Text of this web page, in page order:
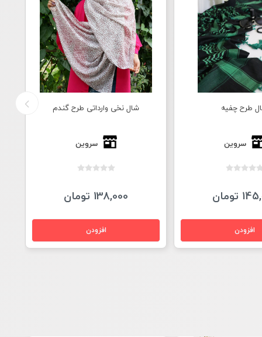
وارداتی طرح گندم
سروین
تومان
شال نخی سندبادی هندی
مریلند شاپ
123,000 تومان